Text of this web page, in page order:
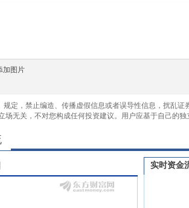
加图片
规定，禁止编造、传播虚假信息或者误导性信息，扰乱
场无关，不对您构成任何投资建议。用户应基于自己的独
实时资金